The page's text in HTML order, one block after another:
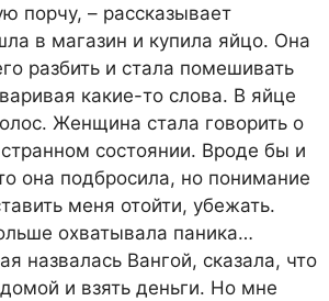
порчу, – рассказывает
в магазин и купила яйцо. Она
разбить и стала помешивать
какие-то слова. В яйце
Женщина стала говорить о
состоянии. Вроде бы и
она подбросила, но понимание
меня отойти, убежать.
охватывала паника…
назвалась Вангой, сказала, что
и взять деньги. Но мне